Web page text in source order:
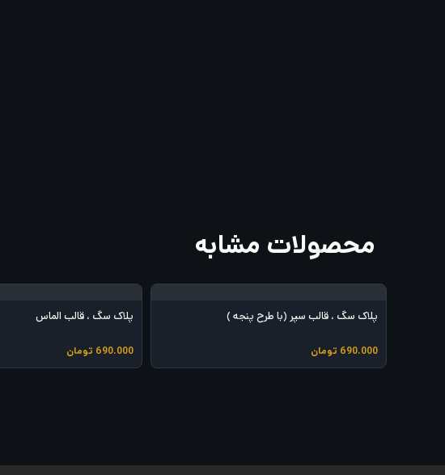
محصولات مشابه
پلاک سگ ، قالب سپر (با طرح پنجه )
690.000 تومان
پلاک سگ ، قالب الماس
690.000 تومان